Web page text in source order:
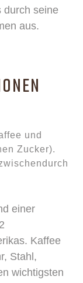
durch seine
aus.
und
Zucker).
einer
Kaffee
Stahl,
wichtigsten